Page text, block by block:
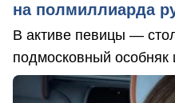
на полмиллиарда
В активе певицы —
подмосковный